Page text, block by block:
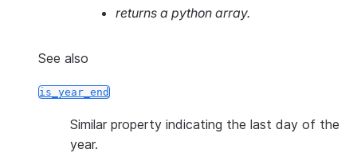
returns a python array.
See also
is_year_end
Similar property indicating the last day of the
year.